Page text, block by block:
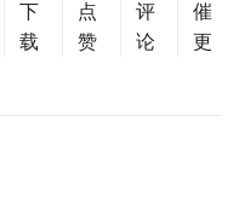
下
载
点
赞
评
论
催
更